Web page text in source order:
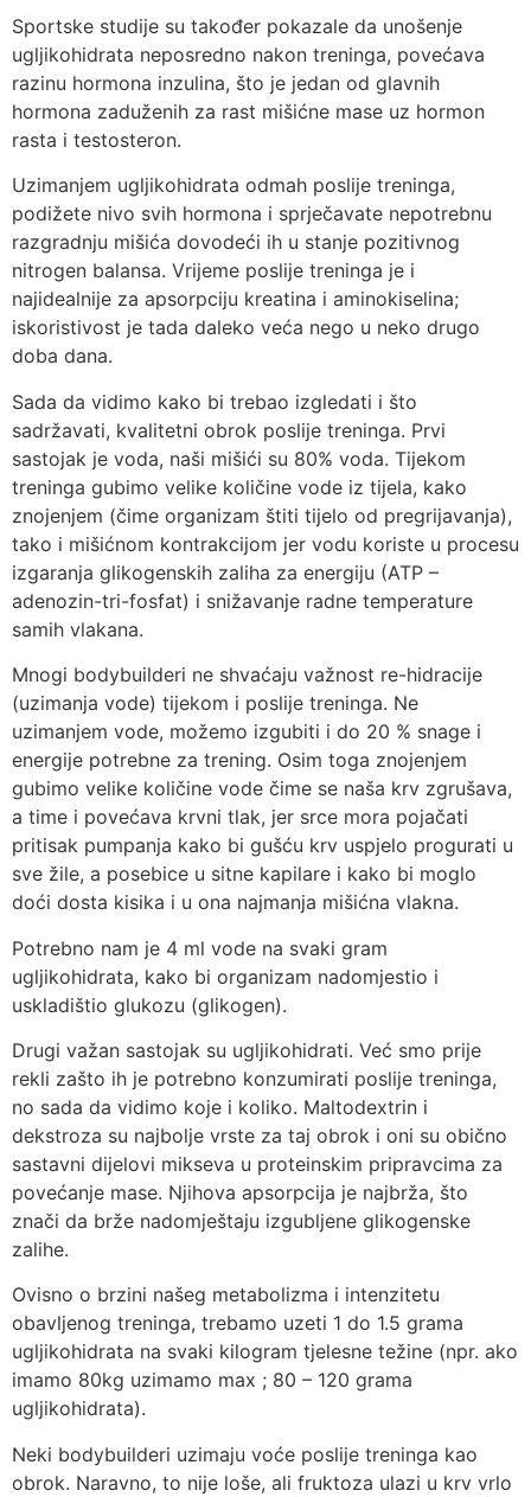
Sportske studije su također pokazale da unošenje
ugljikohidrata neposredno nakon treninga, povećava
razinu hormona inzulina, što je jedan od glavnih
hormona zaduženih za rast mišićne mase uz hormon
rasta i testosteron.
Uzimanjem ugljikohidrata odmah poslije treninga,
podižete nivo svih hormona i sprječavate nepotrebnu
razgradnju mišića dovodeći ih u stanje pozitivnog
nitrogen balansa. Vrijeme poslije treninga je i
najidealnije za apsorpciju kreatina i aminokiselina;
iskoristivost je tada daleko veća nego u neko drugo
doba dana.
Sada da vidimo kako bi trebao izgledati i što
sadržavati, kvalitetni obrok poslije treninga. Prvi
sastojak je voda, naši mišići su 80% voda. Tijekom
treninga gubimo velike količine vode iz tijela, kako
znojenjem (čime organizam štiti tijelo od pregrijavanja),
tako i mišićnom kontrakcijom jer vodu koriste u procesu
izgaranja glikogenskih zaliha za energiju (ATP –
adenozin-tri-fosfat) i snižavanje radne temperature
samih vlakana.
Mnogi bodybuilderi ne shvaćaju važnost re-hidracije
(uzimanja vode) tijekom i poslije treninga. Ne
uzimanjem vode, možemo izgubiti i do 20 % snage i
energije potrebne za trening. Osim toga znojenjem
gubimo velike količine vode čime se naša krv zgrušava,
a time i povećava krvni tlak, jer srce mora pojačati
pritisak pumpanja kako bi gušću krv uspjelo progurati u
sve žile, a posebice u sitne kapilare i kako bi moglo
doći dosta kisika i u ona najmanja mišićna vlakna.
Potrebno nam je 4 ml vode na svaki gram
ugljikohidrata, kako bi organizam nadomjestio i
uskladištio glukozu (glikogen).
Drugi važan sastojak su ugljikohidrati. Već smo prije
rekli zašto ih je potrebno konzumirati poslije treninga,
no sada da vidimo koje i koliko. Maltodextrin i
dekstroza su najbolje vrste za taj obrok i oni su obično
sastavni dijelovi mikseva u proteinskim pripravcima za
povećanje mase. Njihova apsorpcija je najbrža, što
znači da brže nadomještaju izgubljene glikogenske
zalihe.
Ovisno o brzini našeg metabolizma i intenzitetu
obavljenog treninga, trebamo uzeti 1 do 1.5 grama
ugljikohidrata na svaki kilogram tjelesne težine (npr. ako
imamo 80kg uzimamo max ; 80 – 120 grama
ugljikohidrata).
Neki bodybuilderi uzimaju voće poslije treninga kao
obrok. Naravno, to nije loše, ali fruktoza ulazi u krv vrlo